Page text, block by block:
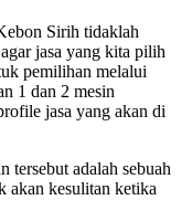
Sirih tidaklah
jasa yang kita pilih
pemilihan melalui
1 dan 2 mesin
jasa yang akan di
tersebut adalah sebuah
akan kesulitan ketika